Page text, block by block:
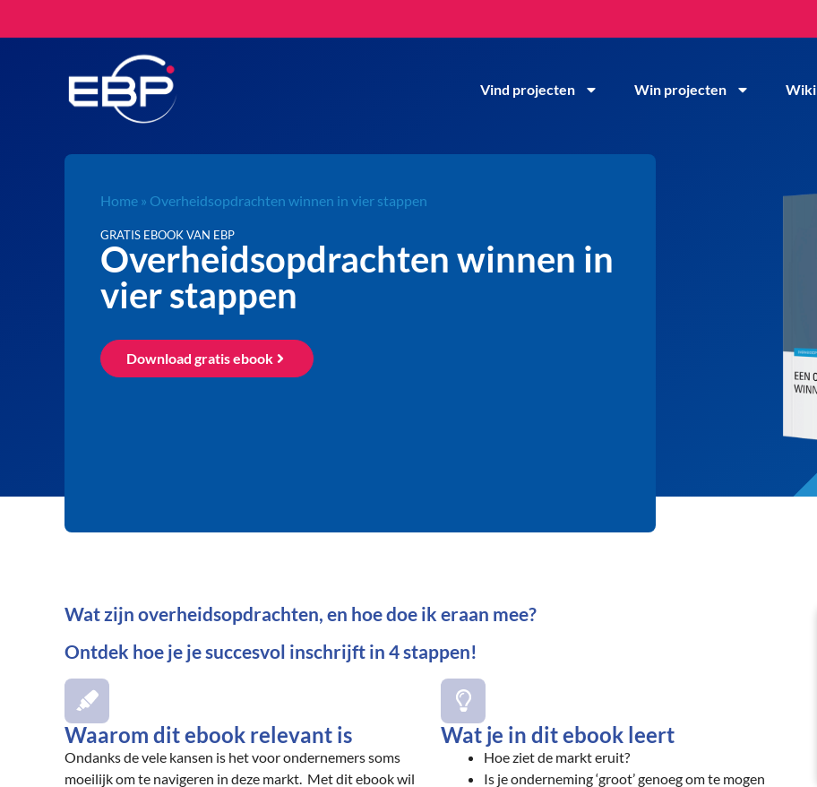
Vind projecten Win projecten Wiki
Home » Overheidsopdrachten winnen in vier stappen
GRATIS EBOOK VAN EBP
Overheidsopdrachten winnen in
vier stappen
Download gratis ebook
Wat zijn overheidsopdrachten, en hoe doe ik eraan mee?
Ontdek hoe je je succesvol inschrijft in 4 stappen!
Waarom dit ebook relevant is
Ondanks de vele kansen is het voor ondernemers soms
moeilijk om te navigeren in deze markt. Met dit ebook wil
Wat je in dit ebook leert
Hoe ziet de markt eruit?
Is je onderneming ‘groot’ genoeg om te mogen